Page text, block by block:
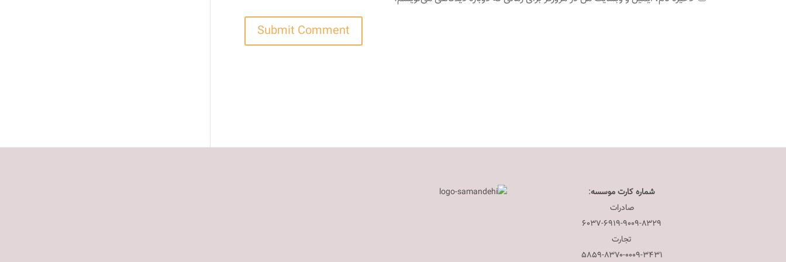
شماره کارت موسسه:
صادرات
۶۰۳۷-۶۹۱۹-۹۰۰۹-۸۳۲۹
تجارت
۵۸۵۹-۸۳۷۰-۰۰۰۹-۳۴۳۱